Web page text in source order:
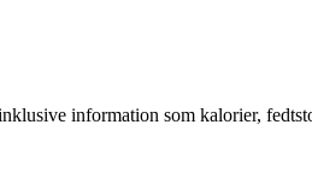
information som kalorier,